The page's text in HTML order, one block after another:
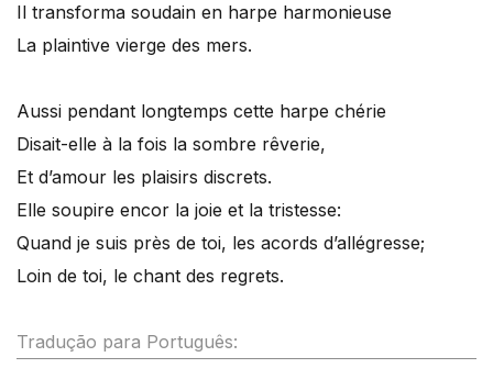
Il transforma soudain en harpe harmonieuse
La plaintive vierge des mers.
Aussi pendant longtemps cette harpe chérie
Disait-elle à la fois la sombre rêverie,
Et d’amour les plaisirs discrets.
Elle soupire encor la joie et la tristesse:
Quand je suis près de toi, les acords d’allégresse;
Loin de toi, le chant des regrets.
Tradução para Português: